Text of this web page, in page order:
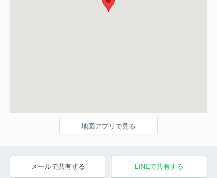
地図アプリで見る
メールで共有する LINEで共有する